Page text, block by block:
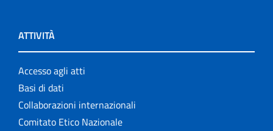
ATTIVITÀ
Accesso agli atti
Basi di dati
Collaborazioni internazionali
Comitato Etico Nazionale